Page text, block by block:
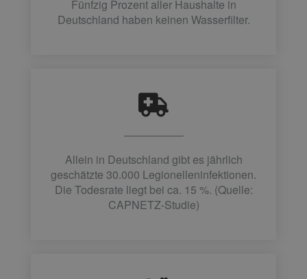
Fünfzig Prozent aller Haushalte in
Deutschland haben keinen Wasserfilter.
Allein in Deutschland gibt es jährlich
geschätzte 30.000 Legionelleninfektionen.
Die Todesrate liegt bei ca. 15 %. (Quelle:
CAPNETZ-Studie)